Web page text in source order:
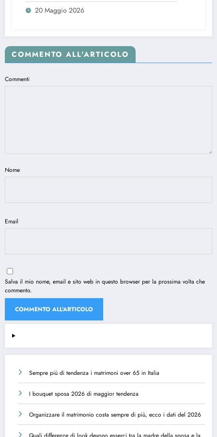
20 Maggio 2026
COMMENTO ALL'ARTICOLO
Commenti
Nome
Email
Salva il mio nome, email e sito web in questo browser per la prossima volta che
commento.
Sempre più di tendenza i matrimoni over 65 in Italia
I bouquet sposa 2026 di maggior tendenza
Organizzare il matrimonio costa sempre di più, ecco i dati del 2026